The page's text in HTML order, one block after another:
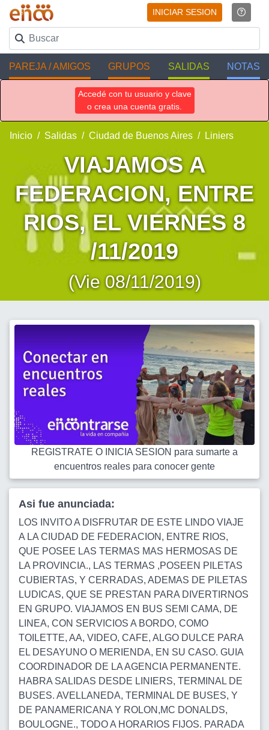
INICIAR SESION
PAREJA / AMIGOS GRUPOS SALIDAS NOTAS
Accedé con tu usuario y clave
o crea una cuenta gratis.
Inicio Salidas Ciudad de Buenos Aires Liniers
VIAJAMOS A
FEDERACION, ENTRE
RIOS, EL VIERNES 8
/11/2019
(Vie 08/11/2019)
REGISTRATE O INICIA SESION para sumarte a
encuentros reales para conocer gente
Asi fue anunciada:
LOS INVITO A DISFRUTAR DE ESTE LINDO VIAJE
A LA CIUDAD DE FEDERACION, ENTRE RIOS,
QUE POSEE LAS TERMAS MAS HERMOSAS DE
LA PROVINCIA., LAS TERMAS ,POSEEN PILETAS
CUBIERTAS, Y CERRADAS, ADEMAS DE PILETAS
LUDICAS, QUE SE PRESTAN PARA DIVERTIRNOS
EN GRUPO. VIAJAMOS EN BUS SEMI CAMA, DE
LINEA, CON SERVICIOS A BORDO, COMO
TOILETTE, AA, VIDEO, CAFE, ALGO DULCE PARA
EL DESAYUNO O MERIENDA, EN SU CASO. GUIA
COORDINADOR DE LA AGENCIA PERMANENTE.
HABRA SALIDAS DESDE LINIERS, TERMINAL DE
BUSES. AVELLANEDA, TERMINAL DE BUSES, Y
DE PANAMERICANA Y ROLON,MC DONALDS,
BOULOGNE., TODO A HORARIOS FIJOS. PARADA